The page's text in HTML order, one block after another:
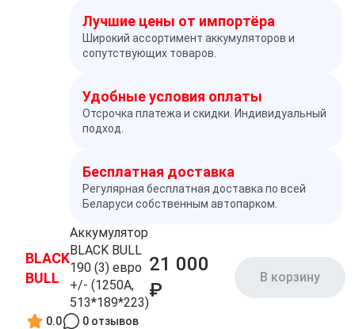
Лучшие цены от импортёра
Широкий ассортимент аккумуляторов и
сопутствующих товаров.
Удобные условия оплаты
Отсрочка платежа и скидки. Индивидуальный
подход.
Бесплатная доставка
Регулярная бесплатная доставка по всей
Беларуси собственным автопарком.
BLACK
BULL
Аккумулятор
BLACK BULL
190 (3) евро
+/- (1250A,
513*189*223)
0.0 0 отзывов
21 000
₽
В корзину